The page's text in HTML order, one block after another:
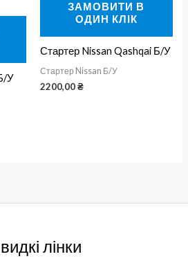
У
ЗАМОВИТИ В
ОДИН КЛІК
Стартер Nissan Qashqai Б/У
Стартер Nissan Б/У
2200,00₴
лінки